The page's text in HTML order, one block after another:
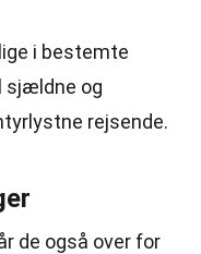
i bestemte
sjældne og
rejsende.
de også over for